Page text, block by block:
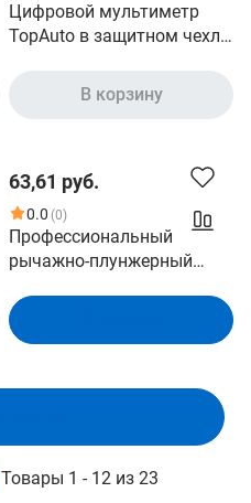
Цифровой мультиметр
TopAuto в защитном чехле
подсветка DT830L
В корзину
63,61 руб.
0.0 (0)
Профессиональный
рычажно-плунжерный
500 мл 30005
Товары 1 - 12 из 23